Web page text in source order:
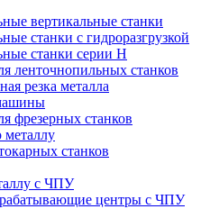
вертикальные станки
станки с гидроразгрузкой
станки серии H
ленточнопильных станков
резка металла
фрезерных станков
металлу
станков
с ЧПУ
центры с ЧПУ